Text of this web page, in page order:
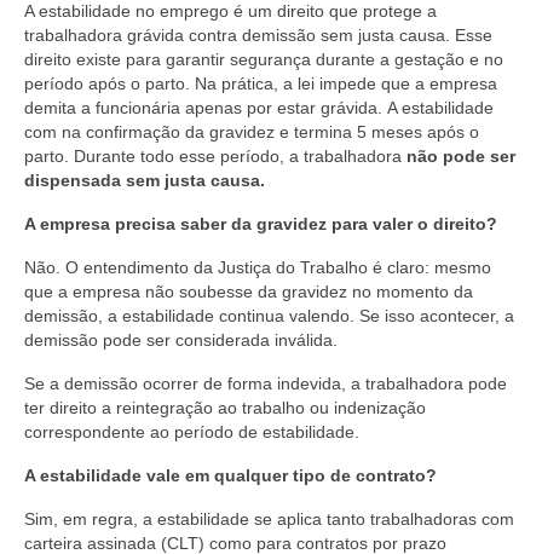
A estabilidade no emprego é um direito que protege a
trabalhadora grávida contra demissão sem justa causa. Esse
direito existe para garantir segurança durante a gestação e no
período após o parto. Na prática, a lei impede que a empresa
demita a funcionária apenas por estar grávida. A estabilidade
com na confirmação da gravidez e termina 5 meses após o
parto. Durante todo esse período, a trabalhadora não pode ser
dispensada sem justa causa.
A empresa precisa saber da gravidez para valer o direito?
Não. O entendimento da Justiça do Trabalho é claro: mesmo
que a empresa não soubesse da gravidez no momento da
demissão, a estabilidade continua valendo. Se isso acontecer, a
demissão pode ser considerada inválida.
Se a demissão ocorrer de forma indevida, a trabalhadora pode
ter direito a reintegração ao trabalho ou indenização
correspondente ao período de estabilidade.
A estabilidade vale em qualquer tipo de contrato?
Sim, em regra, a estabilidade se aplica tanto trabalhadoras com
carteira assinada (CLT) como para contratos por prazo